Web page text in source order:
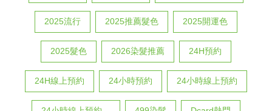
2025流行 2025推薦髮色 2025開運色
2025髮色 2026染髮推薦 24H預約
24H線上預約 24小時預約 24小時線上預約